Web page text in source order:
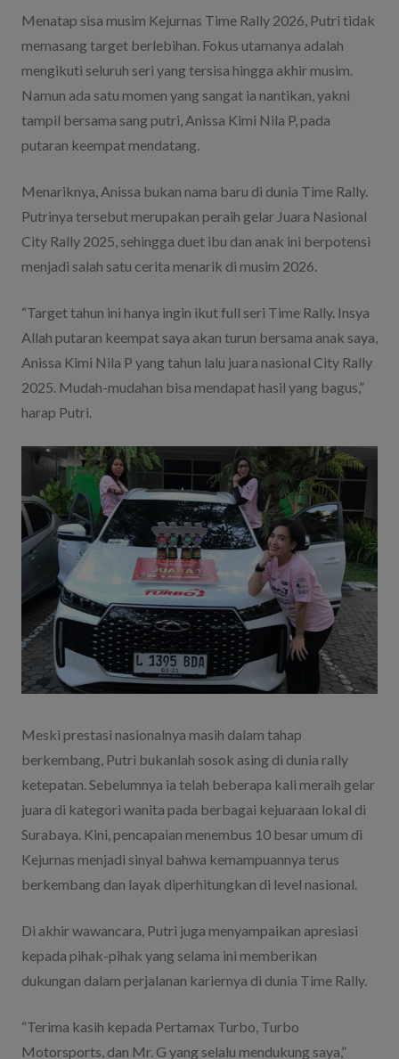
Menatap sisa musim Kejurnas Time Rally 2026, Putri tidak
memasang target berlebihan. Fokus utamanya adalah
mengikuti seluruh seri yang tersisa hingga akhir musim.
Namun ada satu momen yang sangat ia nantikan, yakni
tampil bersama sang putri, Anissa Kimi Nila P, pada
putaran keempat mendatang.
Menariknya, Anissa bukan nama baru di dunia Time Rally.
Putrinya tersebut merupakan peraih gelar Juara Nasional
City Rally 2025, sehingga duet ibu dan anak ini berpotensi
menjadi salah satu cerita menarik di musim 2026.
“Target tahun ini hanya ingin ikut full seri Time Rally. Insya
Allah putaran keempat saya akan turun bersama anak saya,
Anissa Kimi Nila P yang tahun lalu juara nasional City Rally
2025. Mudah-mudahan bisa mendapat hasil yang bagus,”
harap Putri.
Meski prestasi nasionalnya masih dalam tahap
berkembang, Putri bukanlah sosok asing di dunia rally
ketepatan. Sebelumnya ia telah beberapa kali meraih gelar
juara di kategori wanita pada berbagai kejuaraan lokal di
Surabaya. Kini, pencapaian menembus 10 besar umum di
Kejurnas menjadi sinyal bahwa kemampuannya terus
berkembang dan layak diperhitungkan di level nasional.
Di akhir wawancara, Putri juga menyampaikan apresiasi
kepada pihak-pihak yang selama ini memberikan
dukungan dalam perjalanan kariernya di dunia Time Rally.
“Terima kasih kepada Pertamax Turbo, Turbo
Motorsports, dan Mr. G yang selalu mendukung saya,”